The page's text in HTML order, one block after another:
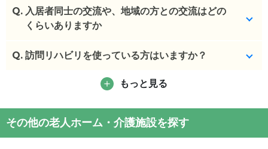
(回答者: 施設担当者,回答日: 2024/04/14)
特にございません。
Q. 入居者同士の交流や、地域の方との交流はどの
くらいありますか
特にございません。
(回答者: 施設担当者,回答日: 2024/04/14)
Q. 訪問リハビリを使っている方はいますか？
いらっしゃいます。
(回答者: 施設担当者,回答日: 2024/04/14)
もっと見る
その他の老人ホーム・介護施設を探す